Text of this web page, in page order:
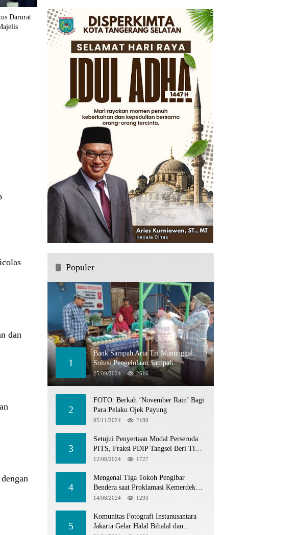
Darurat
dan
Populer
1
Bank Sampah Arta Tri Manunggal:
Solusi Pengelolaan Sampah
Berkelanjutan di Tangerang Selatan
25/09/2024 2616
2
FOTO: Berkah ‘November Rain’ Bagi
Para Pelaku Ojek Payung
05/11/2024 2180
3
Setujui Penyertaan Modal Perseroda
PITS, Fraksi PDIP Tangsel Beri Tiga
Catatan
12/08/2024 1727
4
Mengenal Tiga Tokoh Pengibar
Bendera saat Proklamasi Kemerdekaan
1945
14/08/2024 1293
5
Komunitas Fotografi Instanusantara
Jakarta Gelar Halal Bihalal dan